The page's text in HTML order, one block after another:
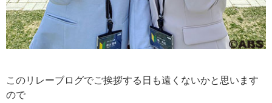
このリレーブログでご挨拶する日も遠くないかと思います
ので